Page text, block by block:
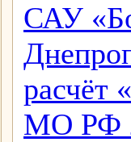
САУ
расчёт
МО РФ